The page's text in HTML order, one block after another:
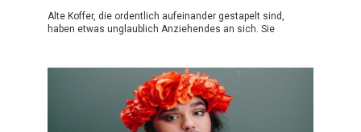
Alte Koffer, die ordentlich aufeinander gestapelt sind,
haben etwas unglaublich Anziehendes an sich. Sie